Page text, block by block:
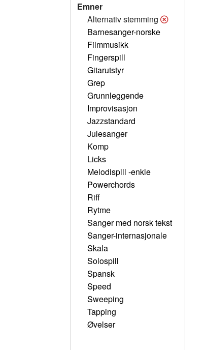
Emner
Alternativ stemming
Barnesanger-norske
Filmmusikk
Fingerspill
Gitarutstyr
Grep
Grunnleggende
Improvisasjon
Jazzstandard
Julesanger
Komp
Licks
Melodispill -enkle
Powerchords
Riff
Rytme
Sanger med norsk tekst
Sanger-internasjonale
Skala
Solospill
Spansk
Speed
Sweeping
Tapping
Øvelser